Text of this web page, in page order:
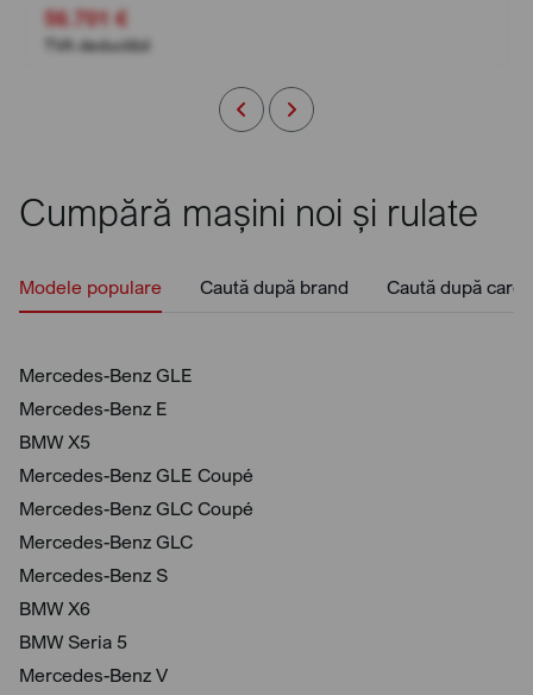
56.701 €
TVA deductibil
Cumpără mașini noi și rulate
Modele populare Caută după brand Caută după
Mercedes-Benz GLE
Mercedes-Benz E
BMW X5
Mercedes-Benz GLE Coupé
Mercedes-Benz GLC Coupé
Mercedes-Benz GLC
Mercedes-Benz S
BMW X6
BMW Seria 5
Mercedes-Benz V